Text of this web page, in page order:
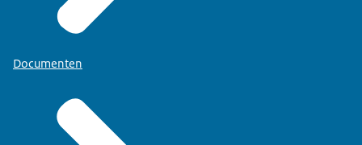
Documenten